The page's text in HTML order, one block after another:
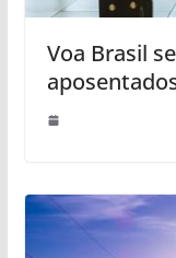
Voa Brasil